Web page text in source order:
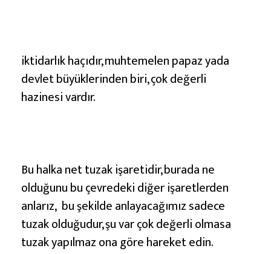
iktidarlık haçıdır, muhtemelen papaz yada
devlet büyüklerinden biri, çok değerli
hazinesi vardır.
Bu halka net tuzak işaretidir, burada ne
olduğunu bu çevredeki diğer işaretlerden
anlarız, bu şekilde anlayacağımız sadece
tuzak olduğudur, şu var çok değerli olmasa
tuzak yapılmaz ona göre hareket edin.